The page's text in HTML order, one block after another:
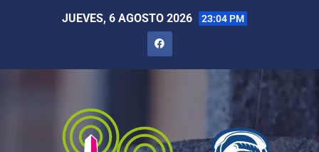
JUEVES, 6 AGOSTO 2026 23:04 PM